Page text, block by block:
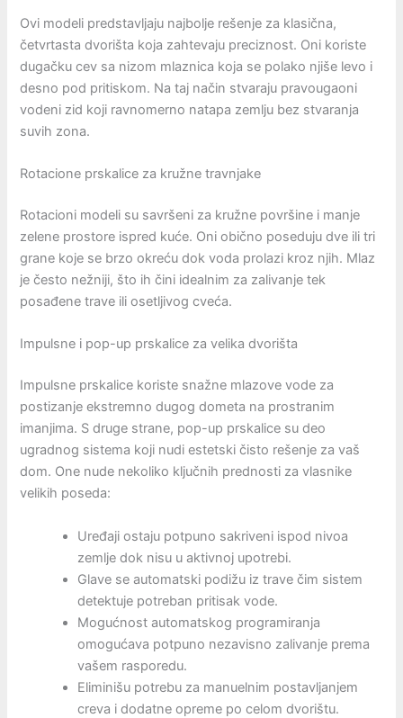
Ovi modeli predstavljaju najbolje rešenje za klasična,
četvrtasta dvorišta koja zahtevaju preciznost. Oni koriste
dugačku cev sa nizom mlaznica koja se polako njiše levo i
desno pod pritiskom. Na taj način stvaraju pravougaoni
vodeni zid koji ravnomerno natapa zemlju bez stvaranja
suvih zona.
Rotacione prskalice za kružne travnjake
Rotacioni modeli su savršeni za kružne površine i manje
zelene prostore ispred kuće. Oni obično poseduju dve ili tri
grane koje se brzo okreću dok voda prolazi kroz njih. Mlaz
je često nežniji, što ih čini idealnim za zalivanje tek
posađene trave ili osetljivog cveća.
Impulsne i pop-up prskalice za velika dvorišta
Impulsne prskalice koriste snažne mlazove vode za
postizanje ekstremno dugog dometa na prostranim
imanjima. S druge strane, pop-up prskalice su deo
ugradnog sistema koji nudi estetski čisto rešenje za vaš
dom. One nude nekoliko ključnih prednosti za vlasnike
velikih poseda:
Uređaji ostaju potpuno sakriveni ispod nivoa
zemlje dok nisu u aktivnoj upotrebi.
Glave se automatski podižu iz trave čim sistem
detektuje potreban pritisak vode.
Mogućnost automatskog programiranja
omogućava potpuno nezavisno zalivanje prema
vašem rasporedu.
Eliminišu potrebu za manuelnim postavljanjem
creva i dodatne opreme po celom dvorištu.